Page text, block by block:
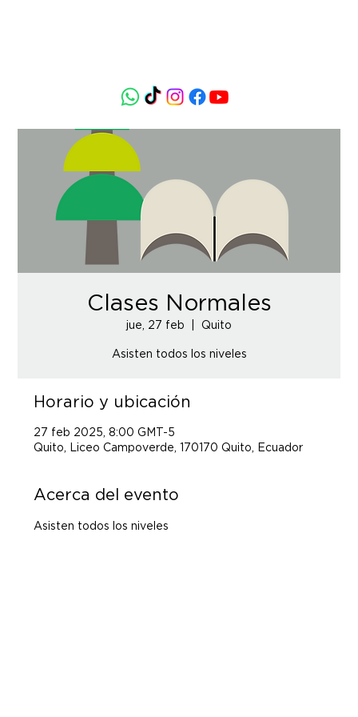
Clases Normales
jue, 27 feb Quito
Horario y ubicación
27 feb 2025, 8:00 GMT-5
Quito, Liceo Campoverde, 170170 Quito, Ecuador
Acerca del evento
Asisten todos los niveles